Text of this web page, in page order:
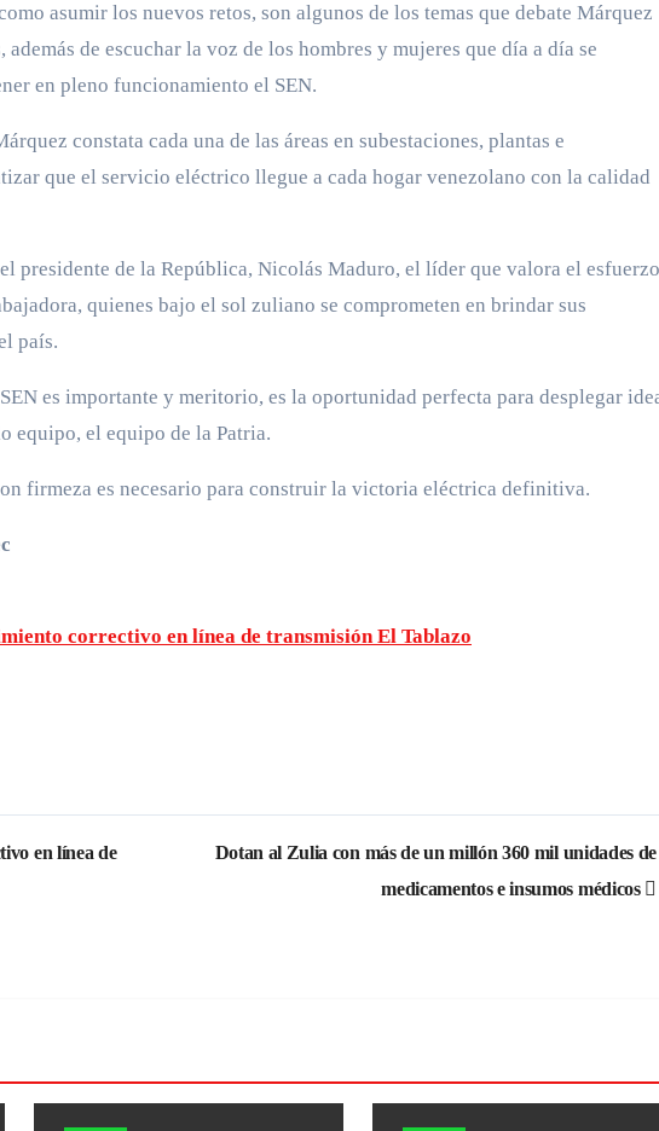
asumir los nuevos retos, son algunos de los temas que debate Márquez
de escuchar la voz de los hombres y mujeres que día a día se
en pleno funcionamiento el SEN.
constata cada una de las áreas en subestaciones, plantas e
que el servicio eléctrico llegue a cada hogar venezolano con la calidad
presidente de la República, Nicolás Maduro, el líder que valora el
quienes bajo el sol zuliano se comprometen en brindar sus
país.
es importante y meritorio, es la oportunidad perfecta para desplegar
equipo, el equipo de la Patria.
firmeza es necesario para construir la victoria eléctrica definitiva.
correctivo en línea de transmisión El Tablazo
en línea de
Dotan al Zulia con más de un millón 360 mil unidades de
medicamentos e insumos médicos